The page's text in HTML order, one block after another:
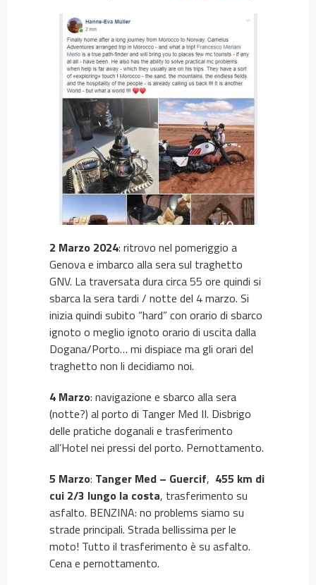
2 Marzo 2024: ritrovo nel pomeriggio a
Genova e imbarco alla sera sul traghetto
GNV. La traversata dura circa 55 ore quindi si
sbarca la sera tardi / notte del 4 marzo. Si
inizia quindi subito “hard” con orario di sbarco
ignoto o meglio ignoto orario di uscita dalla
Dogana/Porto… mi dispiace ma gli orari del
traghetto non li decidiamo noi.
4 Marzo: navigazione e sbarco alla sera
(notte?) al porto di Tanger Med II. Disbrigo
delle pratiche doganali e trasferimento
all’Hotel nei pressi del porto. Pernottamento.
5 Marzo: Tanger Med – Guercif, 455 km di
cui 2/3 lungo la costa, trasferimento su
asfalto. BENZINA: no problems siamo su
strade principali. Strada bellissima per le
moto! Tutto il trasferimento è su asfalto.
Cena e pernottamento.